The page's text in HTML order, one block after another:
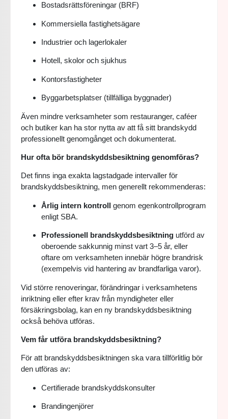
Bostadsrättsföreningar (BRF)
Kommersiella fastighetsägare
Industrier och lagerlokaler
Hotell, skolor och sjukhus
Kontorsfastigheter
Byggarbetsplatser (tillfälliga byggnader)
Även mindre verksamheter som restauranger, caféer
och butiker kan ha stor nytta av att få sitt brandskydd
professionellt genomgånget och dokumenterat.
Hur ofta bör brandskyddsbesiktning genomföras?
Det finns inga exakta lagstadgade intervaller för
brandskyddsbesiktning, men generellt rekommenderas:
Årlig intern kontroll genom egenkontrollprogram
enligt SBA.
Professionell brandskyddsbesiktning utförd av
oberoende sakkunnig minst vart 3–5 år, eller
oftare om verksamheten innebär högre brandrisk
(exempelvis vid hantering av brandfarliga varor).
Vid större renoveringar, förändringar i verksamhetens
inriktning eller efter krav från myndigheter eller
försäkringsbolag, kan en ny brandskyddsbesiktning
också behöva utföras.
Vem får utföra brandskyddsbesiktning?
För att brandskyddsbesiktningen ska vara tillförlitlig bör
den utföras av:
Certifierade brandskyddskonsulter
Brandingenjörer